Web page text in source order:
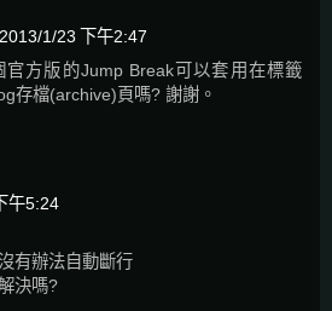
2013/1/23 下午2:47
官方版的Jump Break可以套用在標籤
存檔(archive)頁嗎? 謝謝。
午5:24
有辦法自動斷行
決嗎?